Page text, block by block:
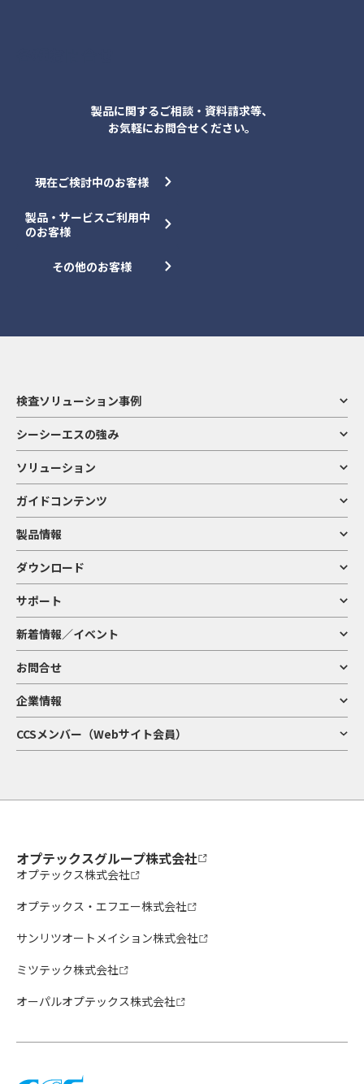
製品に関するご相談・資料請求等、
お気軽にお問合せください。
現在ご検討中のお客様
製品・サービスご利用中
のお客様
その他のお客様
検査ソリューション事例
シーシーエスの強み
ソリューション
ガイドコンテンツ
製品情報
ダウンロード
サポート
新着情報／イベント
お問合せ
企業情報
CCSメンバー（Webサイト会員）
オプテックスグループ株式会社
オプテックス株式会社
オプテックス・エフエー株式会社
サンリツオートメイション株式会社
ミツテック株式会社
オーパルオプテックス株式会社